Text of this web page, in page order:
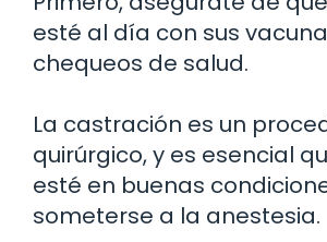
esté al día con sus
chequeos de salud.
La castración es un
quirúrgico, y es esencial
esté en buenas
someterse a la anestesia.